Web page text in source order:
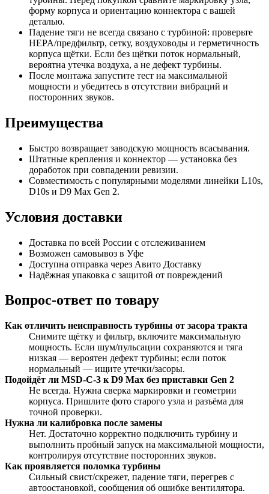
форму корпуса и ориентацию коннектора с вашей
деталью.
Падение тяги не всегда связано с турбиной: проверьте
HEPA/предфильтр, сетку, воздуховоды и герметичность
корпуса щётки. Если без щётки поток нормальный,
вероятна утечка воздуха, а не дефект турбины.
После монтажа запустите тест на максимальной
мощности и убедитесь в отсутствии вибраций и
посторонних звуков.
Преимущества
Быстро возвращает заводскую мощность всасывания.
Штатные крепления и коннектор — установка без
доработок при совпадении ревизии.
Совместимость с популярными моделями линейки L10s,
D10s и D9 Max Gen 2.
Условия доставки
Доставка по всей России с отслеживанием
Возможен самовывоз в Уфе
Доступна отправка через Авито Доставку
Надёжная упаковка с защитой от повреждений
Вопрос-ответ по товару
Как отличить неисправность турбины от засора тракта
Снимите щётку и фильтр, включите максимальную
мощность. Если шум/пульсации сохраняются и тяга
низкая — вероятен дефект турбины; если поток
нормальный — ищите утечки/засоры.
Подойдёт ли MSD-C-3 к D9 Max без приставки Gen 2
Не всегда. Нужна сверка маркировки и геометрии
корпуса. Пришлите фото старого узла и разъёма для
точной проверки.
Нужна ли калибровка после замены
Нет. Достаточно корректно подключить турбину и
выполнить пробный запуск на максимальной мощности,
контролируя отсутствие посторонних звуков.
Как проявляется поломка турбины
Сильный свист/скрежет, падение тяги, перегрев с
автоостановкой, сообщения об ошибке вентилятора.